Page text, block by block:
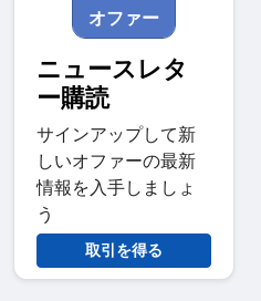
オファー
ニュースレタ
ー購読
サインアップして新
しいオファーの最新
情報を入手しましょ
う
取引を得る